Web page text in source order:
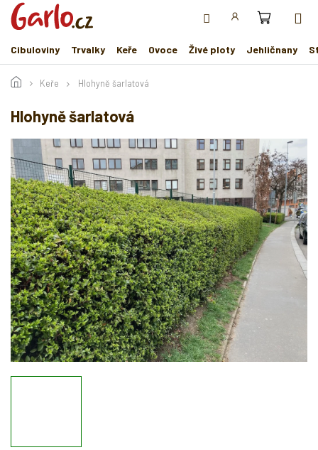
Přejít
obsah
Cibuloviny
Trvalky Keře Ovoce Živé ploty Jehličnany
Keře Hlohyně šarlatová
Hlohyně šarlatová